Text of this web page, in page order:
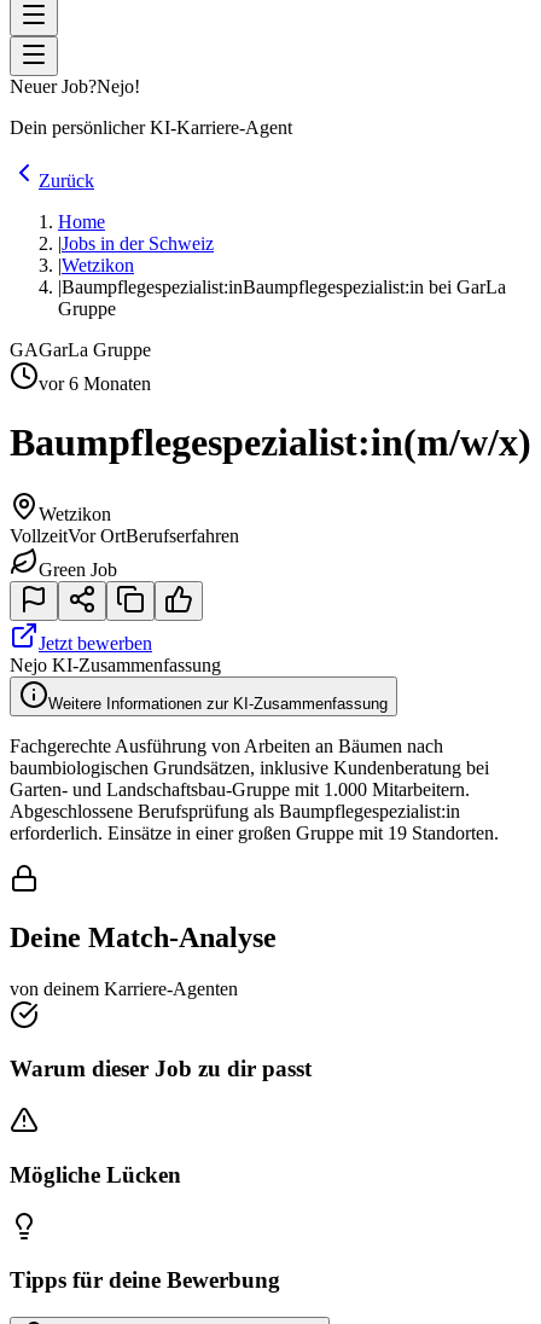
Neuer Job?Nejo!
Dein persönlicher KI-Karriere-Agent
Zurück
Home
|Jobs in der Schweiz
|Wetzikon
|Baumpflegespezialist:inBaumpflegespezialist:in bei GarLa
Gruppe
GAGarLa Gruppe
vor 6 Monaten
Baumpflegespezialist:in(m/w/x)
Wetzikon
VollzeitVor OrtBerufserfahren
Green Job
Jetzt bewerben
Nejo KI-Zusammenfassung
Weitere Informationen zur KI-Zusammenfassung
Fachgerechte Ausführung von Arbeiten an Bäumen nach
baumbiologischen Grundsätzen, inklusive Kundenberatung bei
Garten- und Landschaftsbau-Gruppe mit 1.000 Mitarbeitern.
Abgeschlossene Berufsprüfung als Baumpflegespezialist:in
erforderlich. Einsätze in einer großen Gruppe mit 19 Standorten.
Deine Match-Analyse
von deinem Karriere-Agenten
Warum dieser Job zu dir passt
Mögliche Lücken
Tipps für deine Bewerbung